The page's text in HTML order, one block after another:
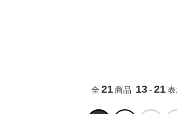
全21商品 13- 21